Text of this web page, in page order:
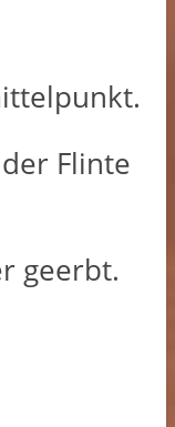
Flinte
geerbt.